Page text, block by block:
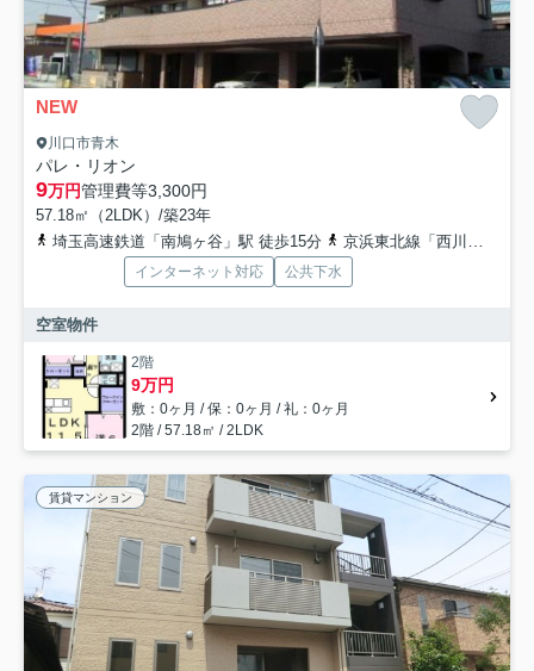
NEW
川口市青木
パレ・リオン
9万円管理費等3,300円
57.18㎡（2LDK）/築23年
埼玉高速鉄道「南鳩ヶ谷」駅 徒歩15分
京浜東北線「西川口」駅 徒歩25分
インターネット対応 公共下水
空室物件
2階
9万円
敷：0ヶ月 / 保：0ヶ月 / 礼：0ヶ月
2階 / 57.18㎡ / 2LDK
賃貸マンション